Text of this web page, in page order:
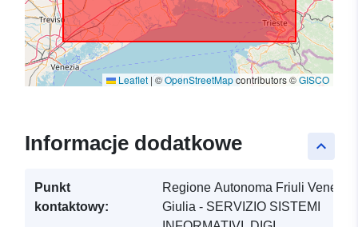
Leaflet |©OpenStreetMapcontributors ©GISCO
keyboard_arrow_up
Informacje dodatkowe
Punkt
kontaktowy:
Regione Autonoma Friuli Venezia
Giulia - SERVIZIO SISTEMI